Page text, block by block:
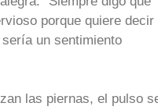
porque quiere decir
un sentimiento
las piernas, el pulso